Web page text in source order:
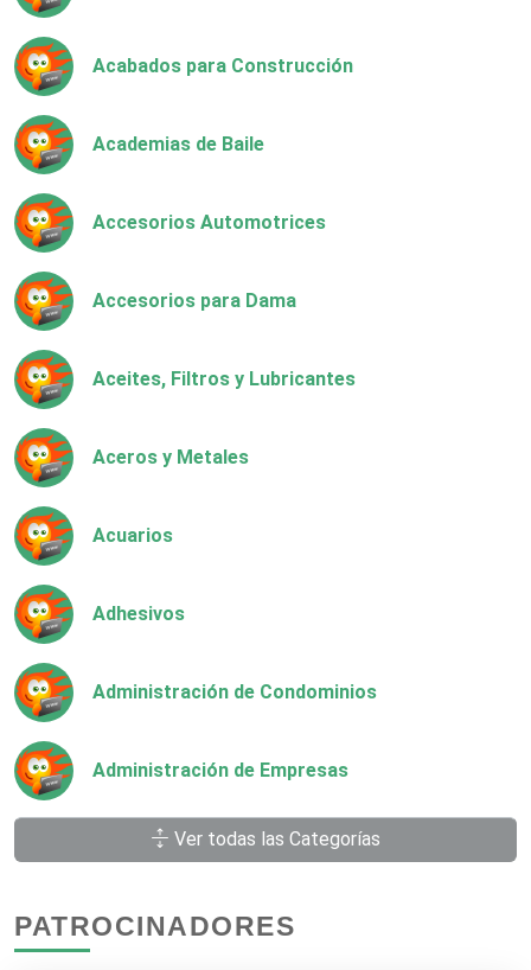
Acabados para Construcción
Academias de Baile
Accesorios Automotrices
Accesorios para Dama
Aceites, Filtros y Lubricantes
Aceros y Metales
Acuarios
Adhesivos
Administración de Condominios
Administración de Empresas
Agencias Aduanales
Agencias de Autos
Ver todas las Categorías
PATROCINADORES